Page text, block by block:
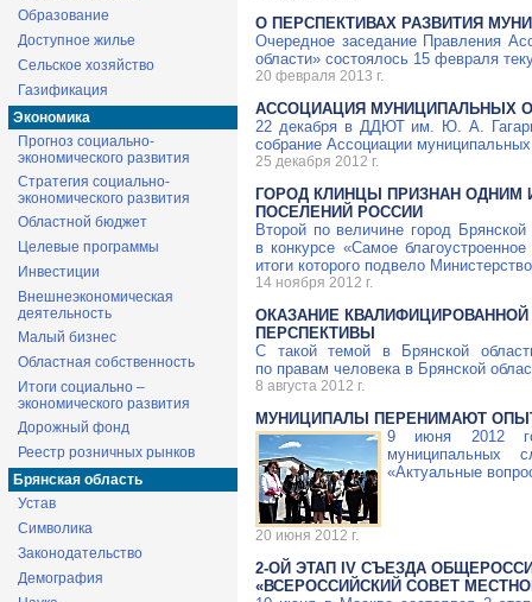
Образование
Доступное жилье
Сельское хозяйство
Газификация
Экономика
Прогноз социально-
экономического развития
Стратегия социально-
экономического развития
Областной бюджет
Целевые программы
Инвестиции
Внешнеэкономическая
деятельность
Малый бизнес
Областная собственность
Итоги социально –
экономического развития
Дорожный фонд
Реестр розничных рынков
Брянская область
Устав
Символика
Законодательство
Демография
О ПЕРСПЕКТИВАХ РАЗВИТИЯ
Очередное заседание Правления
области» состоялось 15 февраля
20 февраля 2013 г.
АССОЦИАЦИЯ МУНИЦИПАЛЬНЫХ
22 декабря в ДДЮТ им. Ю. А.
собрание Ассоциации
25 декабря 2012 г.
ГОРОД КЛИНЦЫ ПРИЗНАН
ПОСЕЛЕНИЙ РОССИИ
Второй по величине город
в конкурсе «Самое
итоги которого подвело
14 ноября 2012 г.
ОКАЗАНИЕ
ПЕРСПЕКТИВЫ
С такой темой в Брянской
по правам человека в Брянской
8 августа 2012 г.
МУНИЦИПАЛЫ ПЕРЕНИМАЮТ
9 июня 2012
муниципальных
«Актуальные
20 июня 2012 г.
2-ОЙ ЭТАП IV СЪЕЗДА
«ВСЕРОССИЙСКИЙ СОВЕТ